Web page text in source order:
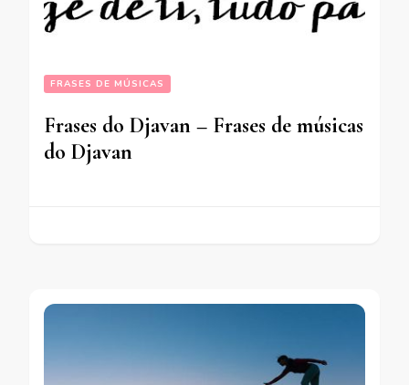
FRASES DE MÚSICAS
Frases do Djavan – Frases de músicas
do Djavan